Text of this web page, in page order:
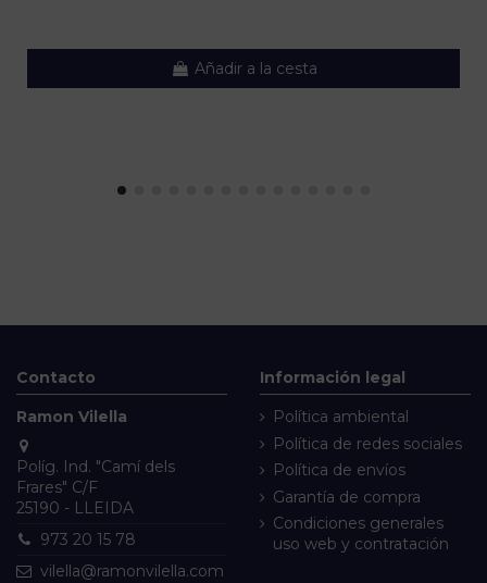
Añadir a la cesta
Contacto
Ramon Vilella
Políg. Ind. "Camí dels
Frares" C/F
25190 - LLEIDA
973 20 15 78
vilella@ramonvilella.com
Información legal
Política ambiental
Política de redes sociales
Política de envíos
Garantía de compra
Condiciones generales
uso web y contratación